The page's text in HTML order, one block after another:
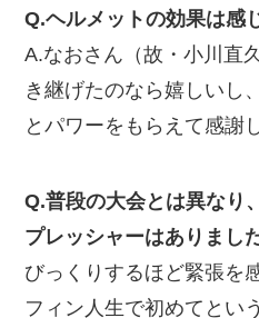
Q.ヘルメットの効果は感
A.なおさん（故・小川直
き継げたのなら嬉しいし
とパワーをもらえて感謝
Q.普段の大会とは異なり
プレッシャーはありまし
びっくりするほど緊張を
フィン人生で初めてとい